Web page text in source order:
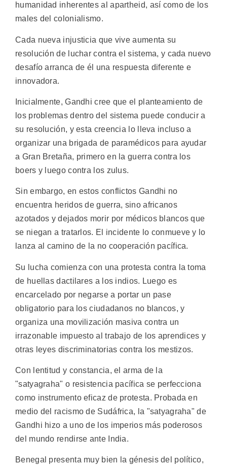
humanidad inherentes al apartheid, así como de los
males del colonialismo.
Cada nueva injusticia que vive aumenta su
resolución de luchar contra el sistema, y cada nuevo
desafío arranca de él una respuesta diferente e
innovadora.
Inicialmente, Gandhi cree que el planteamiento de
los problemas dentro del sistema puede conducir a
su resolución, y esta creencia lo lleva incluso a
organizar una brigada de paramédicos para ayudar
a Gran Bretaña, primero en la guerra contra los
boers y luego contra los zulus.
Sin embargo, en estos conflictos Gandhi no
encuentra heridos de guerra, sino africanos
azotados y dejados morir por médicos blancos que
se niegan a tratarlos. El incidente lo conmueve y lo
lanza al camino de la no cooperación pacífica.
Su lucha comienza con una protesta contra la toma
de huellas dactilares a los indios. Luego es
encarcelado por negarse a portar un pase
obligatorio para los ciudadanos no blancos, y
organiza una movilización masiva contra un
irrazonable impuesto al trabajo de los aprendices y
otras leyes discriminatorias contra los mestizos.
Con lentitud y constancia, el arma de la
"satyagraha" o resistencia pacífica se perfecciona
como instrumento eficaz de protesta. Probada en
medio del racismo de Sudáfrica, la "satyagraha" de
Gandhi hizo a uno de los imperios más poderosos
del mundo rendirse ante India.
Benegal presenta muy bien la génesis del político,